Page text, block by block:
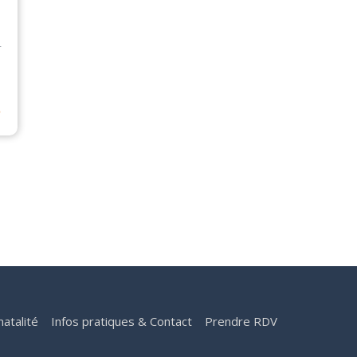
Infos pratiques & Contact Prendre RDV